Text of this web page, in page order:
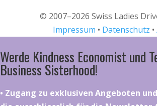
© 2007–2026 Swiss Ladies
Impressum • Datenschutz •
Werde Kindness Economist und
Business Sisterhood!
•⁠ ⁠⁠Zugang zu exklusiven Angeboten